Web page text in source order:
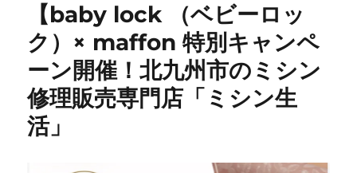
た
い
た
ミ
シ
入
【baby lock （ベビーロッ
ク）× maffon 特別キャンペ
ーン開催！北九州市のミシン
修理販売専門店「ミシン生
活」